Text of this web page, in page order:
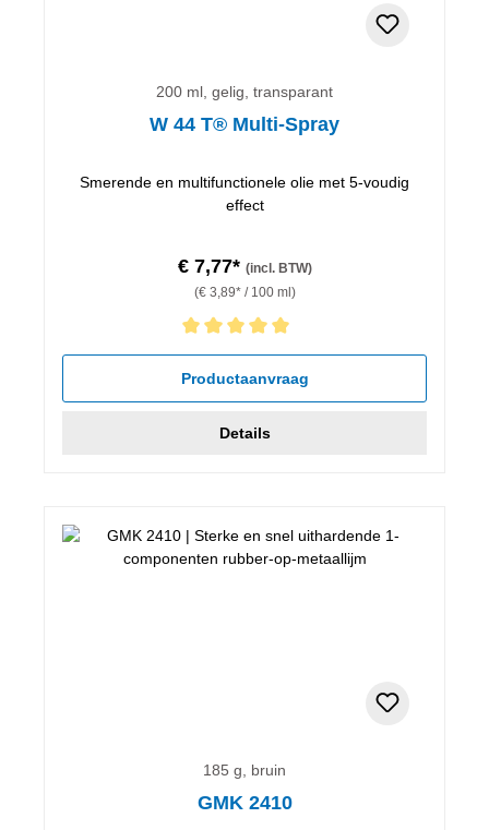
200 ml, gelig, transparant
W 44 T® Multi-Spray
Smerende en multifunctionele olie met 5-voudig
effect
€ 7,77* (incl. BTW)
(€ 3,89* / 100 ml)
Gemiddelde waardering van 5 van 5 sterren
Productaanvraag
Details
185 g, bruin
GMK 2410